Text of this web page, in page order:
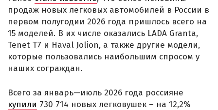
продаж новых легковых автомобилей в России в
первом полугодии 2026 года пришлось всего на
15 моделей. В их числе оказались LADA Granta,
Tenet T7 и Haval Jolion, а также другие модели,
которые пользовались наибольшим спросом у
наших сограждан.
Всего за январь—июль 2026 года россияне
купили 730 714 новых легковушек – на 12,2%